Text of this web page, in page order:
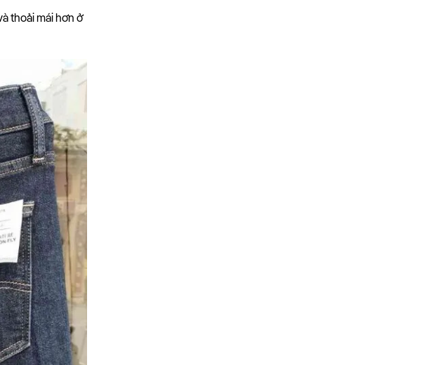
thoải mái hơn ở